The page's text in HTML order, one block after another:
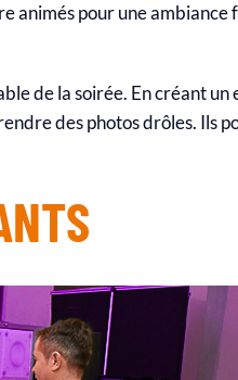
animés pour une ambiance
de la soirée. En créant un
des photos drôles. Ils